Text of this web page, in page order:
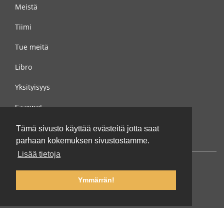
Tämä sivusto käyttää evästeitä jotta saat
parhaan kokemuksen sivustostamme.
Lisää tietoja
Ymmärrän!
Meistä
Tiimi
Tue meitä
Libro
Yksityisyys
Säännöt
Ota yhteyttä meihin
© 2002-2026 lernu.net |Impressum